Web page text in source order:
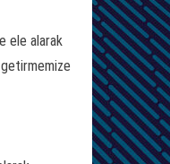
ele alarak
getirmemize